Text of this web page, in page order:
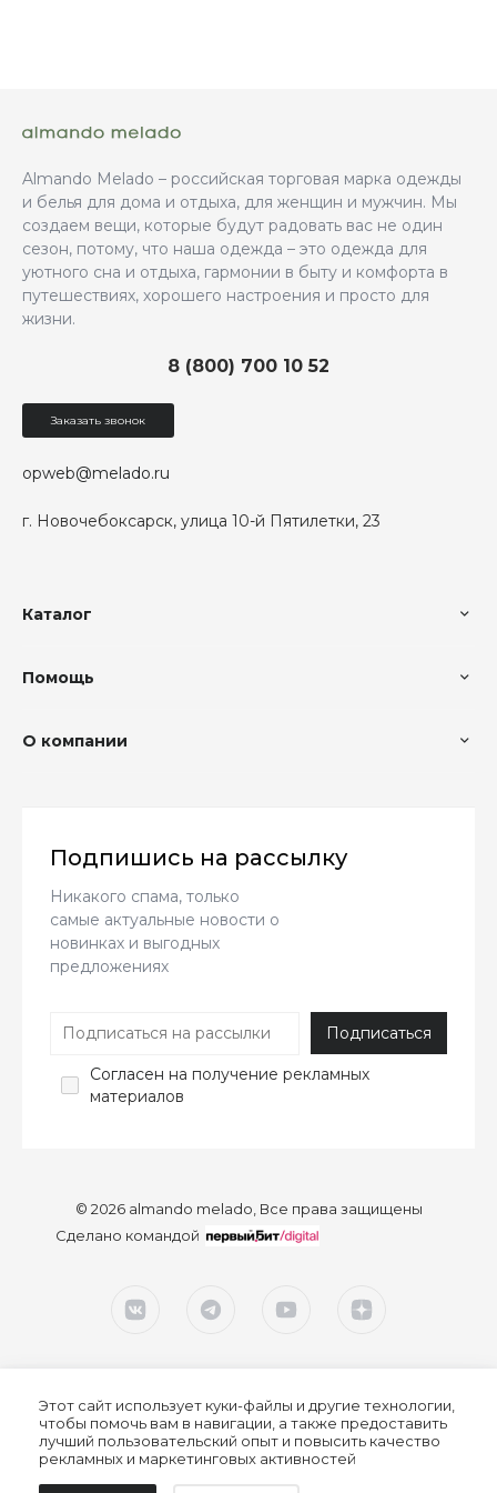
Almando Melado – российская торговая марка одежды
и белья для дома и отдыха, для женщин и мужчин. Мы
создаем вещи, которые будут радовать вас не один
сезон, потому, что наша одежда – это одежда для
уютного сна и отдыха, гармонии в быту и комфорта в
путешествиях, хорошего настроения и просто для
жизни.
г. Новочебоксарск, улица 10-й Пятилетки, 23
8 (800) 700 10 52
opweb@melado.ru
Заказать звонок
Каталог
Помощь
О компании
Подпишись на рассылку
Никакого спама, только
самые актуальные новости о
новинках и выгодных
предложениях
Согласен на получение рекламных
материалов
© 2026 almando melado, Все права защищены
Сделано командой
Этот сайт использует куки-файлы и другие технологии,
чтобы помочь вам в навигации, а также предоставить
лучший пользовательский опыт и повысить качество
рекламных и маркетинговых активностей